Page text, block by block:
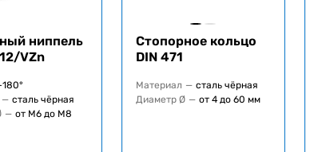
ниппель
VZn
— сталь чёрная
— от М6 до М8
Стопорное кольцо
DIN 471
Материал — сталь чёрная
Диаметр Ø — от 4 до 60 мм